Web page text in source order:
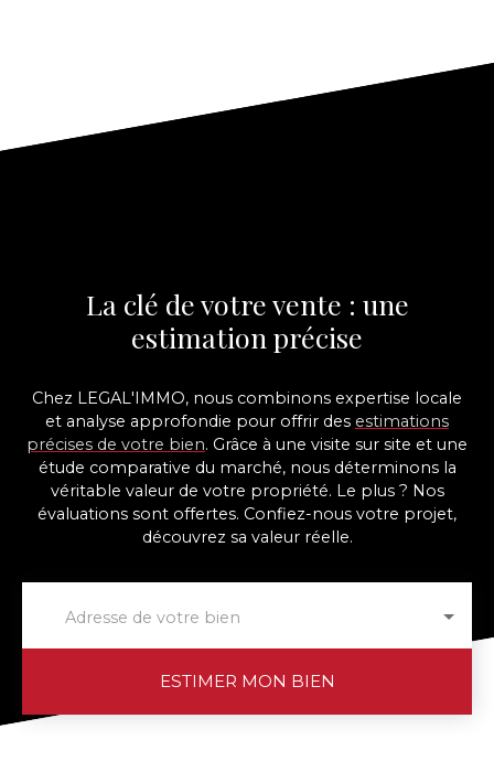
La clé de votre vente : une
estimation précise
Chez LEGAL'IMMO, nous combinons expertise locale
et analyse approfondie pour offrir des estimations
précises de votre bien. Grâce à une visite sur site et une
étude comparative du marché, nous déterminons la
véritable valeur de votre propriété. Le plus ? Nos
évaluations sont offertes. Confiez-nous votre projet,
découvrez sa valeur réelle.
Adresse de votre bien
ESTIMER MON BIEN